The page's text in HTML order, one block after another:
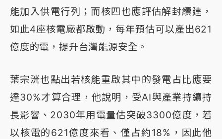
能加入供電行列；而核四也應評估解封續建，
如此4座核電廠都啟動，每年預估可以產出621
億度的電，提升台灣能源安全。
葉宗洸也點出若核能重啟其中的發電占比應要
達30%才算合理，他說明，受AI與產業持續持
長影響、2030年用電量估突破3300億度，若
以核電的621億度來看、僅占約18%，因此他